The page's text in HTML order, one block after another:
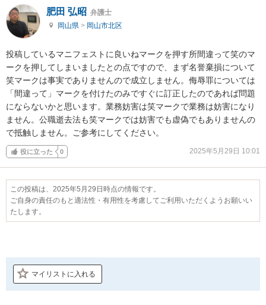
肥田 弘昭 弁護士
岡山県 > 岡山市北区
投稿しているマニフェストに良いねマークを押す所間違って笑のマ
ークを押してしまいましたとの点ですので、まず名誉棄損について
笑マークは事実でありませんので成立しません。侮辱罪については
「間違って」マークを付けたのみですぐに訂正したのであれば問題
にならないかと思います。業務妨害は笑マークで業務は妨害になり
ません。公職逝去法も笑マークでは妨害でも虚偽でもありませんの
で抵触しません。ご参考にしてください。
役に立った 0 2025年5月29日 10:01
この投稿は、2025年5月29日時点の情報です。
ご自身の責任のもと適法性・有用性を考慮してご利用いただくようお願いい
たします。
マイリストに入れる